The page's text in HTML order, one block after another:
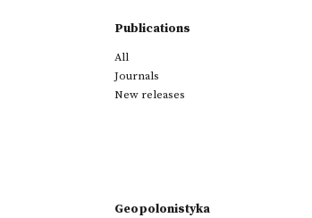
Publications
All
Journals
New releases
Geopolonistyka